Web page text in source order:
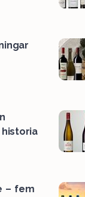
– fem